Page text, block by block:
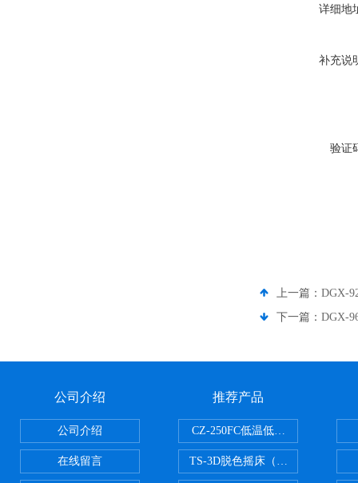
详细地
补充说
验证
上一篇： DGX-
下一篇： DGX-
公司介绍
公司介绍
在线留言
推荐产品
CZ-250FC低温低湿种子储藏柜
TS-3D脱色摇床（三维运动）